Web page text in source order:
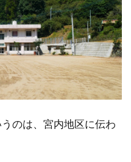
のは、宮内地区に伝わ